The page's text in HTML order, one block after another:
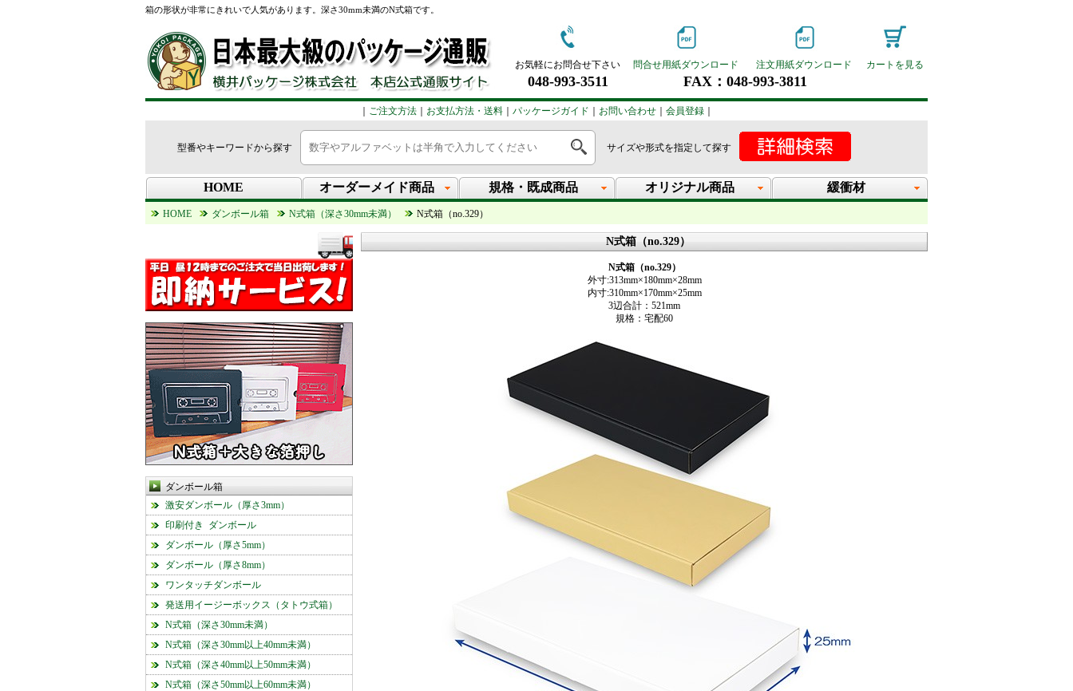
箱の形状が非常にきれいで人気があります。深さ30mm未満のN式箱です。
お気軽にお問合せ下さい 問合せ用紙ダウンロード 注文用紙ダウンロード カートを見る
048-993-3511 FAX：048-993-3811
ご注文方法 お支払方法・送料 パッケージガイド お問い合わせ 会員登録
型番やキーワードから探す サイズや形式を指定して探す
HOME オーダーメイド商品 規格・既成商品 オリジナル商品 緩衝材
HOME ダンボール箱 N式箱（深さ30mm未満） N式箱（no.329）
ダンボール箱
激安ダンボール（厚さ3mm）
印刷付き ダンボール
ダンボール（厚さ5mm）
ダンボール（厚さ8mm）
ワンタッチダンボール
発送用イージーボックス（タトウ式箱）
N式箱（深さ30mm未満）
N式箱（深さ30mm以上40mm未満）
N式箱（深さ40mm以上50mm未満）
N式箱（深さ50mm以上60mm未満）
N式箱（no.329）
N式箱（no.329）
外寸:313mm×180mm×28mm
内寸:310mm×170mm×25mm
3辺合計：521mm
規格：宅配60